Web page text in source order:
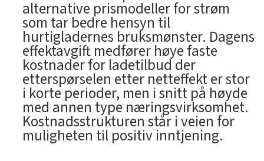
alternative prismodeller for strøm
som tar bedre hensyn til
hurtigladernes bruksmønster. Dagens
effektavgift medfører høye faste
kostnader for ladetilbud der
etterspørselen etter netteffekt er stor
i korte perioder, men i snitt på høyde
med annen type næringsvirksomhet.
Kostnadsstrukturen står i veien for
muligheten til positiv inntjening.